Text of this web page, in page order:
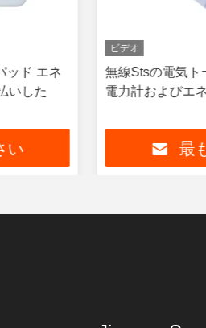
ッド エネ
いした
い
ビデオ
無線Stsの電気ト
電力計およびエ
最